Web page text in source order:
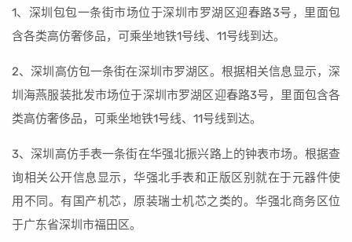
1、深圳包包一条街市场位于深圳市罗湖区迎春路3号，里面包
含各类高仿奢侈品，可乘坐地铁1号线、11号线到达。
2、深圳高仿包一条街在深圳市罗湖区。根据相关信息显示，深
圳海燕服装批发市场位于深圳市罗湖区迎春路3号，里面包含各
类高仿奢侈品，可乘坐地铁1号线、11号线到达。
3、深圳高仿手表一条街在华强北振兴路上的钟表市场。根据查
询相关公开信息显示，华强北手表和正版区别就在于元器件使
用不同。有国产机芯，原装瑞士机芯之类的。华强北商务区位
于广东省深圳市福田区。